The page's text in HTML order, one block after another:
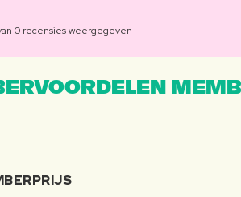
0 recensies weergegeven